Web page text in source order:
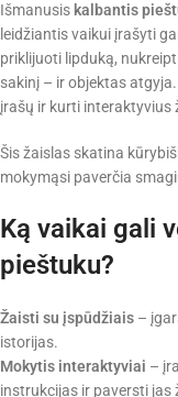
Išmanusis kalbantis
leidžiantis vaikui įrašyti
priklijuoti lipduką,
sakinį – ir objektas
įrašų ir kurti interaktyvius
Šis žaislas skatina
mokymąsi paverčia
Ką vaikai gali
pieštuku?
Žaisti su įspūdžiais –
istorijas.
Mokytis interaktyviai –
instrukcijas ir paversti jas